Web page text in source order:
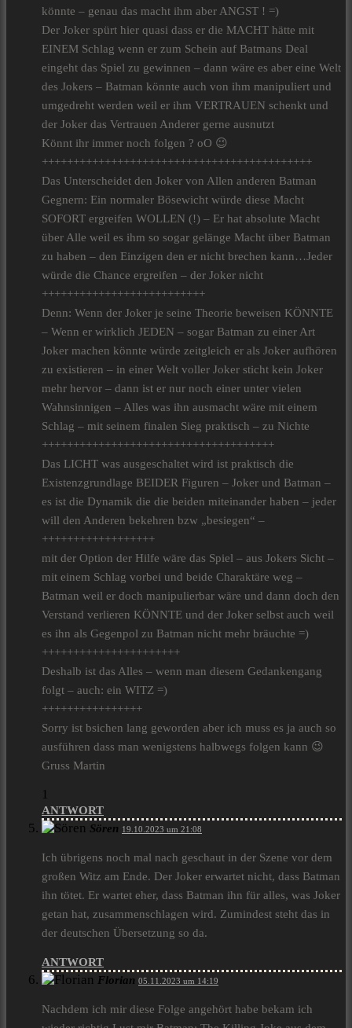
könnte – genau das macht ihm aber ANGST ! =)
Der Joker spürt hier quasi dass er die MACHT hätte mit
EINEM Schlag wenn er zum Schein auf Batmans Deal
eingeht das Spiel zu gewinnen – dann wäre es aber eine Welt
des Jokers – Batman könnte auch von ihm manipuliert und
umgedreht werden weil er ihm VERTRAUEN schenkt und
der Joker das Vertrauen Anderer gerne ausnutzt
Könnt ihr immer noch folgen ? oO 😉
+++++++++++++++++++++++++++++++++++++++++++
Das Unterscheidet den Joker von Allen anderen Batman
Gegnern: Ein normaler Bösewicht würde diese Macht
SOFORT ergreifen WOLLEN (!) – Er hat absolute Macht
über Alle weil es ihm so sogar gelänge Macht über Batman
zu haben – den Einzigen den er nicht brechen kann…Jeder
würde die Chance ergreifen – der Joker nicht
++++++++++++++++++++++++++
Denn: Wenn der Joker je seine Theorie beweisen KÖNNTE
– Wenn er wirklich JEDEN – sogar Batman zu einer Art
Joker machen könnte würde zeitgleich er als Joker aufhören
zu existieren – in einer Welt voller Joker sticht kein Joker
mehr hervor – dann ist er nur noch einer unter vielen
Wahnsinnigen – Alles was ihn ausmacht wäre mit einem
Schlag – mit seinem finalen Sieg praktisch – zu Nichte
+++++++++++++++++++++++++++++++++++++
Das LICHT was ausgeschaltet wird ist praktisch die
Existenzgrundlage BEIDER Figuren – Joker und Batman –
es ist die Dynamik die die beiden miteinander haben – jeder
will den Anderen bekehren bzw „besiegen“ –
++++++++++++++++++
mit der Option der Hilfe wäre das Spiel – aus Jokers Sicht –
mit einem Schlag vorbei und beide Charaktäre weg –
Batman weil er doch manipulierbar wäre und dann doch den
Verstand verlieren KÖNNTE und der Joker selbst auch weil
es ihn als Gegenpol zu Batman nicht mehr bräuchte =)
++++++++++++++++++++++
Deshalb ist das Alles – wenn man diesem Gedankengang
folgt – auch: ein WITZ =)
++++++++++++++++
Sorry ist bsichen lang geworden aber ich muss es ja auch so
ausführen dass man wenigstens halbwegs folgen kann 😉
Gruss Martin
1
ANTWORT
Sören 19.10.2023 um 21:08
Ich übrigens noch mal nach geschaut in der Szene vor dem
großen Witz am Ende. Der Joker erwartet nicht, dass Batman
ihn tötet. Er wartet eher, dass Batman ihn für alles, was Joker
getan hat, zusammenschlagen wird. Zumindest steht das in
der deutschen Übersetzung so da.
ANTWORT
Florian 05.11.2023 um 14:19
Nachdem ich mir diese Folge angehört habe bekam ich